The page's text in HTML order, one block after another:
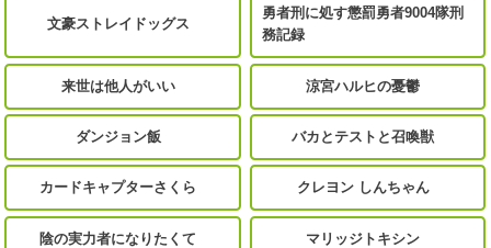
文豪ストレイドッグス
勇者刑に処す懲罰勇者9004隊刑
務記録
来世は他人がいい 涼宮ハルヒの憂鬱
ダンジョン飯 バカとテストと召喚獣
カードキャプターさくら クレヨン しんちゃん
陰の実力者になりたくて マリッジトキシン